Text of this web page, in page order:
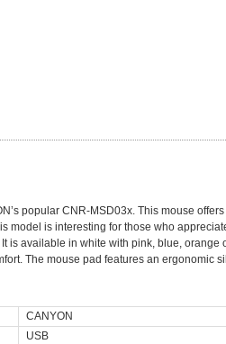
popular CNR-MSD03x. This mouse offers
model is interesting for those who
is available in white with pink, blue, orange
The mouse pad features an ergonomic
CANYON
USB